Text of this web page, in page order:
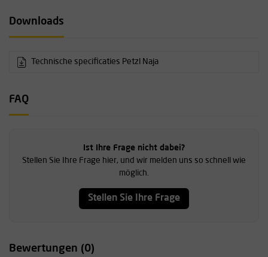
Downloads
Technische specificaties Petzl Naja
FAQ
Ist Ihre Frage nicht dabei?
Stellen Sie Ihre Frage hier, und wir melden uns so schnell wie
möglich.
Stellen Sie Ihre Frage
Bewertungen (0)